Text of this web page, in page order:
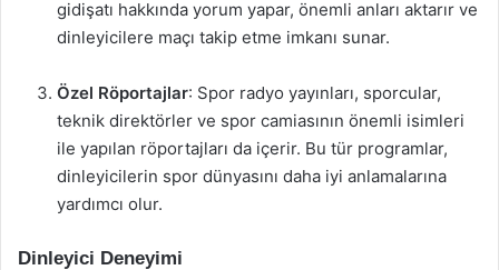
gidişatı hakkında yorum yapar, önemli anları aktarır ve
dinleyicilere maçı takip etme imkanı sunar.
Özel Röportajlar: Spor radyo yayınları, sporcular,
teknik direktörler ve spor camiasının önemli isimleri
ile yapılan röportajları da içerir. Bu tür programlar,
dinleyicilerin spor dünyasını daha iyi anlamalarına
yardımcı olur.
Dinleyici Deneyimi